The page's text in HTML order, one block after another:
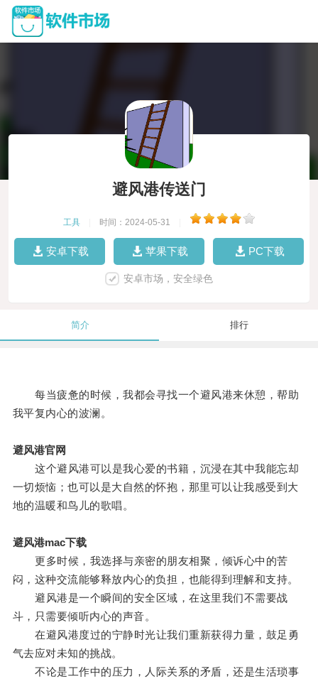
避风港传送门
工具 时间：2024-05-31
安卓下载 苹果下载 PC下载
安卓市场，安全绿色
简介 排行
每当疲惫的时候，我都会寻找一个避风港来休憩，帮助
我平复内心的波澜。
避风港官网
这个避风港可以是我心爱的书籍，沉浸在其中我能忘却
一切烦恼；也可以是大自然的怀抱，那里可以让我感受到大
地的温暖和鸟儿的歌唱。
避风港mac下载
更多时候，我选择与亲密的朋友相聚，倾诉心中的苦
闷，这种交流能够释放内心的负担，也能得到理解和支持。
避风港是一个瞬间的安全区域，在这里我们不需要战
斗，只需要倾听内心的声音。
在避风港度过的宁静时光让我们重新获得力量，鼓足勇
气去应对未知的挑战。
不论是工作中的压力，人际关系的矛盾，还是生活琐事